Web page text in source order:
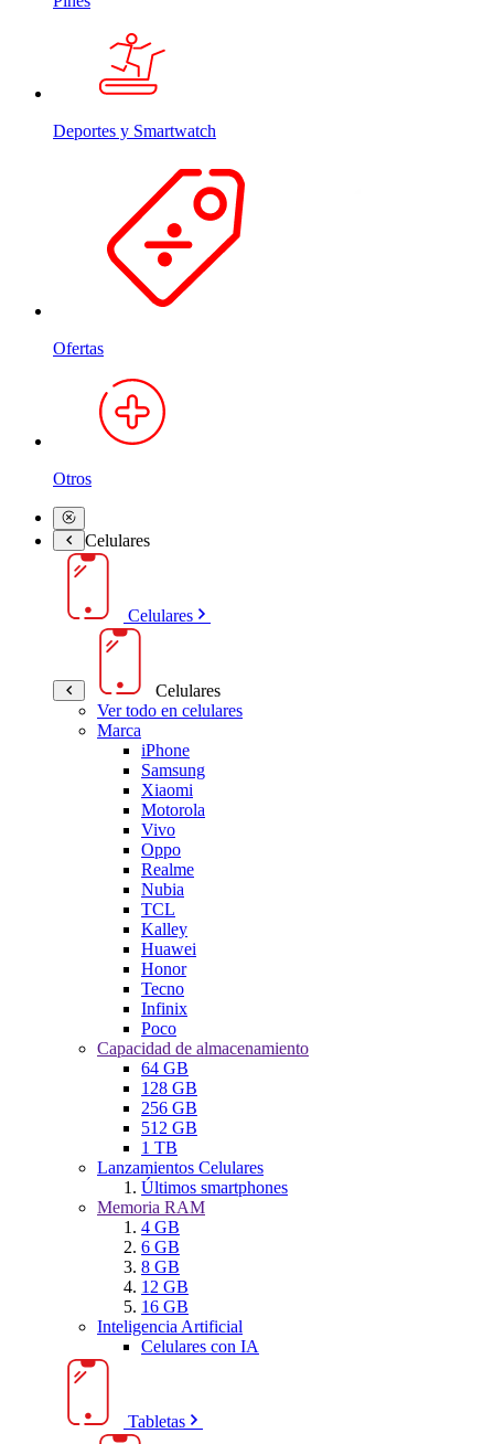
Deportes y Smartwatch
Ofertas
Otros
Celulares
Celulares
Celulares
Ver todo en celulares
Marca
iPhone
Samsung
Xiaomi
Motorola
Vivo
Oppo
Realme
Nubia
TCL
Kalley
Huawei
Honor
Tecno
Infinix
Poco
Capacidad de almacenamiento
64 GB
128 GB
256 GB
512 GB
1 TB
Lanzamientos Celulares
Últimos smartphones
Memoria RAM
4 GB
6 GB
8 GB
12 GB
16 GB
Inteligencia Artificial
Celulares con IA
Tabletas